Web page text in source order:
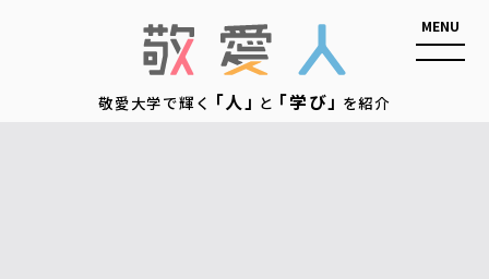
敬愛大学で輝く「人」と「学び」を紹介